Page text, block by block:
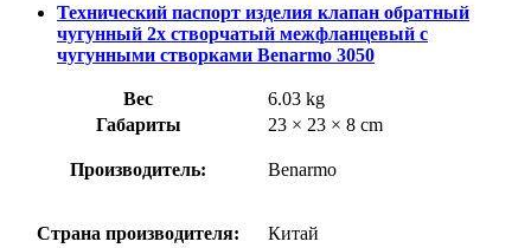
Технический паспорт изделия клапан обратный
чугунный 2х створчатый межфланцевый с
чугунными створками Benarmo 3050
Вес
6.03 kg
Габариты
23 × 23 × 8 cm
Производитель: Benarmo
Страна производителя: Китай